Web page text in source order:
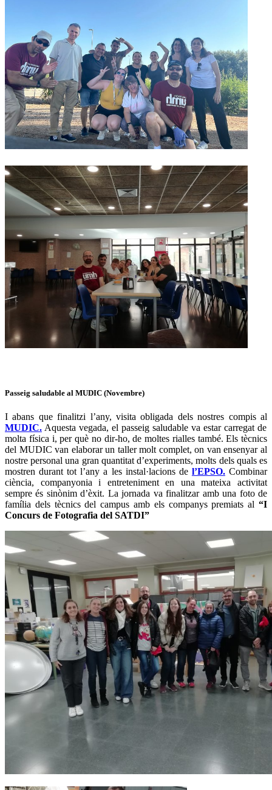
Passeig saludable al MUDIC (Novembre)
I abans que finalitzi l’any, visita obligada dels nostres compis al
MUDIC. Aquesta vegada, el passeig saludable va estar carregat de
molta física i, per què no dir-ho, de moltes rialles també. Els tècnics
del MUDIC van elaborar un taller molt complet, on van ensenyar al
nostre personal una gran quantitat d’experiments, molts dels quals es
mostren durant tot l’any a les instal·lacions de l’EPSO.Combinar
ciència, companyonia i entreteniment en una mateixa activitat
sempre és sinònim d’èxit. La jornada va finalitzar amb una foto de
família dels tècnics del campus amb els companys premiats al “I
Concurs de Fotografia del SATDI”